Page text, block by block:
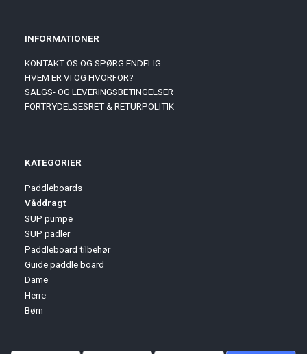
INFORMATIONER
KONTAKT OS OG SPØRG ENDELIG
HVEM ER VI OG HVORFOR?
SALGS- OG LEVERINGSBETINGELSER
FORTRYDELSESRET & RETURPOLITIK
KATEGORIER
Paddleboards
Våddragt
SUP pumpe
SUP padler
Paddleboard tilbehør
Guide paddle board
Dame
Herre
Børn